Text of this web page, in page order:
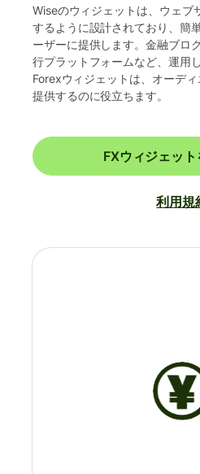
Wiseのウィジェットは、ウェブ
するように設計されており、簡
ーザーに提供します。金融ブロ
行プラットフォームなど、運用
Forexウィジェットは、オーデ
提供するのに役立ちます。
FXウィジェッ
利用規